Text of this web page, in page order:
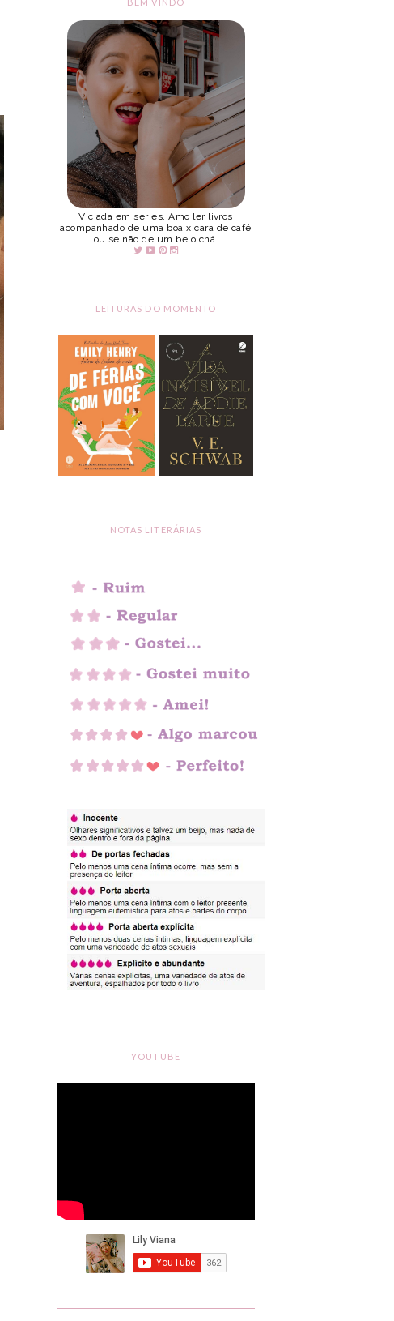
Viciada em series. Amo ler livros
acompanhado de uma boa xicara de café
ou se não de um belo chá.
LEITURAS DO MOMENTO
NOTAS LITERÁRIAS
YOUTUBE